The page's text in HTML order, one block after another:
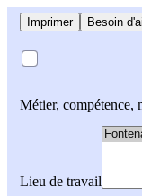
Imprimer Besoin
Métier, compétence,
Lieu de travail